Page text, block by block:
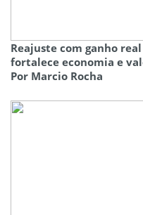
Reajuste com ganho
fortalece economia e
Por Marcio Rocha